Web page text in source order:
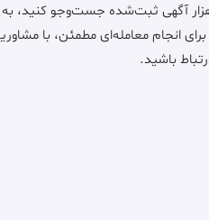
هزار آگهی ثبت‌شده جست‌وجو کنید،
انجام معامله‌ای مطمئن، با
باشید.